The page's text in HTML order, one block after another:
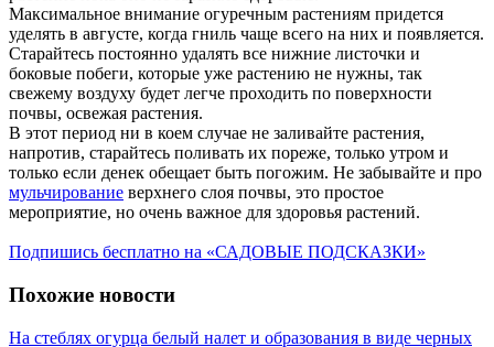
Максимальное внимание огуречным растениям придется
уделять в августе, когда гниль чаще всего на них и появляется.
Старайтесь постоянно удалять все нижние листочки и
боковые побеги, которые уже растению не нужны, так
свежему воздуху будет легче проходить по поверхности
почвы, освежая растения.
В этот период ни в коем случае не заливайте растения,
напротив, старайтесь поливать их пореже, только утром и
только если денек обещает быть погожим. Не забывайте и про
мульчирование верхнего слоя почвы, это простое
мероприятие, но очень важное для здоровья растений.
Подпишись бесплатно на «САДОВЫЕ ПОДСКАЗКИ»
Похожие новости
На стеблях огурца белый налет и образования в виде черных